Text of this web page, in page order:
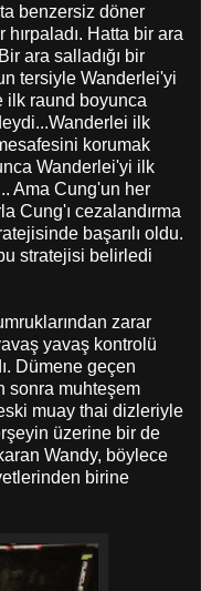
benzersiz döner
Hatta bir ara
ara salladığı bir
tersiyle Wanderlei'yi
ilk raund boyunca
ilk
korumak
Wanderlei'yi ilk
Ama Cung'un her
Cung'ı cezalandırma
başarılı oldu.
stratejisi belirledi
zarar
yavaş kontrolü
Dümene geçen
sonra muhteşem
muay thai dizleriyle
üzerine bir de
Wandy, böylece
birine